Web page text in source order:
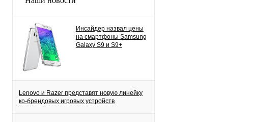
Инсайдер назвал цены
на смартфоны Samsung
Galaxy S9 и S9+
Lenovo и Razer представят новую линейку
ко-брендовых игровых устройств